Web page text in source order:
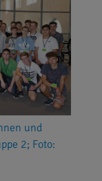
und
2; Foto: